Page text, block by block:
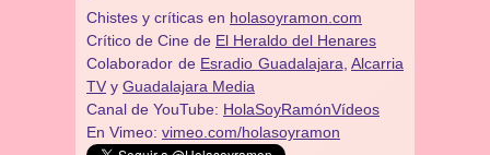
Chistes y críticas en holasoyramon.com
Crítico de Cine de El Heraldo del Henares
​​Colaborador de Esradio Guadalajara Alcarria
TV y Guadalajara Media
Canal de YouTube: HolaSoyRamónVídeos
En Vimeo: vimeo.com/holasoyramon